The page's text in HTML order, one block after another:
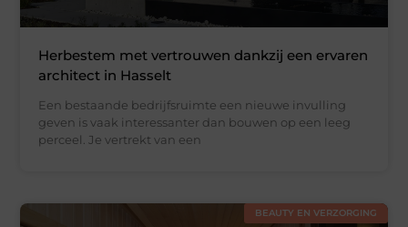
Herbestem met vertrouwen dankzij een ervaren
architect in Hasselt
Een bestaande bedrijfsruimte een nieuwe invulling
geven is vaak interessanter dan bouwen op een leeg
perceel. Je vertrekt van een
BEAUTY EN VERZORGING